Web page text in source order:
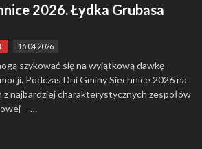
2026. Łydka Grubasa
16.04.2026
szykować się na wyjątkową dawkę
Podczas Dni Gminy Siechnice 2026 na
z najbardziej charakterystycznych zespołów
– …